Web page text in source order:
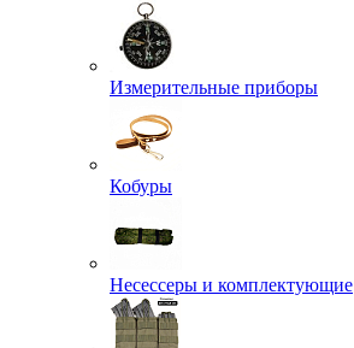
Измерительные приборы
Кобуры
Несессеры и комплектующие